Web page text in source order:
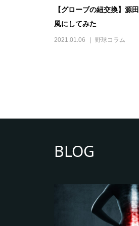
【グローブの紐交換】源
風にしてみた
2021.01.06 野球コラム
BLOG